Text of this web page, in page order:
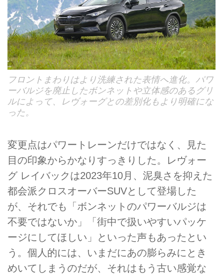
フロントまわりはより洗練された表情へ進化。パワ
ーバルジを廃止したボンネットや立体感のあるグリ
ルによって、レヴォーグとの差別化もより明確にな
った。
変更点はパワートレーンだけではなく、見た
目の印象からかなりすっきりした。レヴォー
グ レイバックは2023年10月、泥臭さを抑えた
都会派クロスオーバーSUVとして登場した
が、それでも「ボンネットのパワーバルジは
不要ではないか」「街中で扱いやすいパッケ
ージにしてほしい」といった声もあったとい
う。個人的には、いまだにあの膨らみにとき
めいてしまうのだが、それはもう古い感覚な